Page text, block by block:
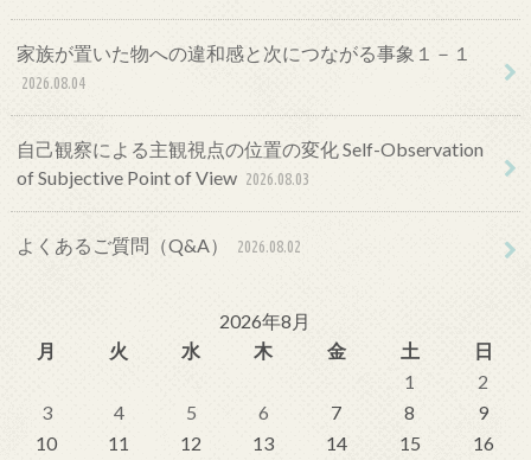
家族が置いた物への違和感と次につながる事象１－１
2026.08.04
自己観察による主観視点の位置の変化 Self-Observation
of Subjective Point of View 2026.08.03
よくあるご質問（Q&A） 2026.08.02
2026年8月
月
火 水 木 金 土
日
1
2
3
4 5 6 7 8
9
10
11 12 13 14 15
16